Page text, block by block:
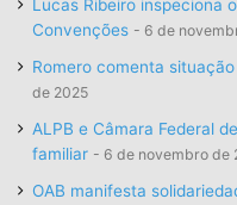
Lucas Ribeiro inspeciona
Convenções
6 de
Romero comenta
de 2025
ALPB e Câmara Federal
familiar
6 de novembro de
OAB manifesta